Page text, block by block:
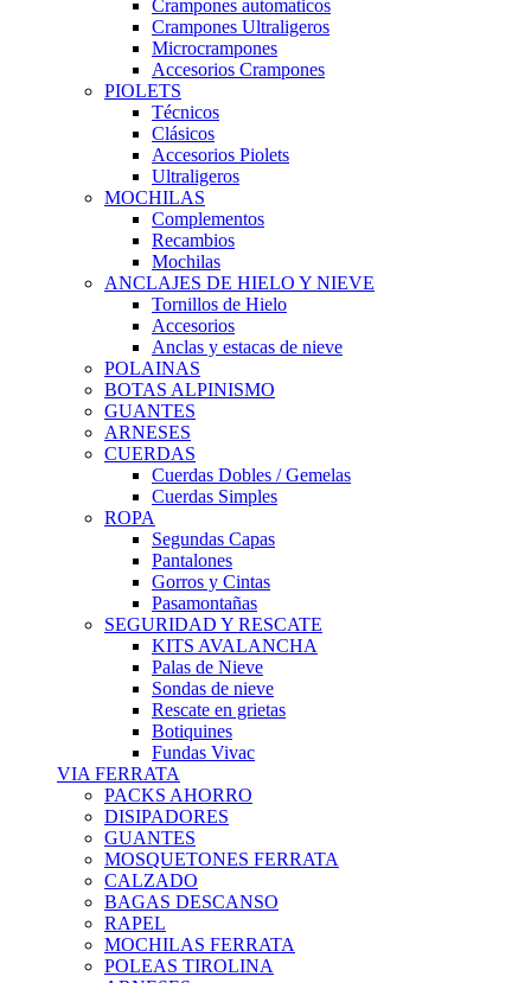
Crampones automaticos
Crampones Ultraligeros
Microcrampones
Accesorios Crampones
PIOLETS
Técnicos
Clásicos
Accesorios Piolets
Ultraligeros
MOCHILAS
Complementos
Recambios
Mochilas
ANCLAJES DE HIELO Y NIEVE
Tornillos de Hielo
Accesorios
Anclas y estacas de nieve
POLAINAS
BOTAS ALPINISMO
GUANTES
ARNESES
CUERDAS
Cuerdas Dobles / Gemelas
Cuerdas Simples
ROPA
Segundas Capas
Pantalones
Gorros y Cintas
Pasamontañas
SEGURIDAD Y RESCATE
KITS AVALANCHA
Palas de Nieve
Sondas de nieve
Rescate en grietas
Botiquines
Fundas Vivac
VIA FERRATA
PACKS AHORRO
DISIPADORES
GUANTES
MOSQUETONES FERRATA
CALZADO
BAGAS DESCANSO
RAPEL
MOCHILAS FERRATA
POLEAS TIROLINA